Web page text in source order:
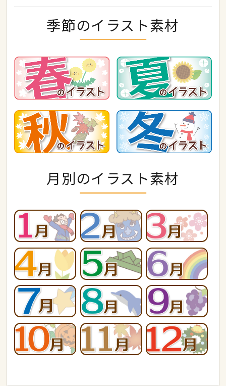
季節のイラスト素材
月別のイラスト素材